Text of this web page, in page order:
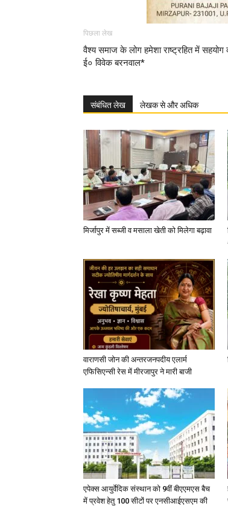
पिछला लेख
वैश्य समाज के लोग हमेशा राष्ट्रहित में
ई० विवेक बरनवाल*
संबंधित लेख लेखक से और अधिक
मिर्जापुर में सब्जी व मसाला खेती को मिलेगा बढ़ावा
वाराणसी जोन की अन्तरजनपदीय एलार्म
एफिसिएन्सी रेस में मीरजापुर ने मारी बाजी
एपेक्स आयुर्वेदिक संस्थान को 9वीं बीएएमएस बैच
में प्रवेश हेतु 100 सीटों पर एनसीआईएसएम की